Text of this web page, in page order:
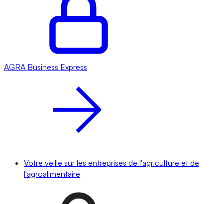
AGRA Business Express
Votre veille sur les entreprises de l'agriculture et de
l'agroalimentaire